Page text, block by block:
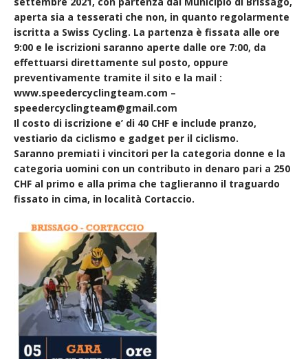
aperta sia a tesserati che non, in quanto regolarmente
iscritta a Swiss Cycling. La partenza è fissata alle ore
9:00 e le iscrizioni saranno aperte dalle ore 7:00, da
effettuarsi direttamente sul posto, oppure
preventivamente tramite il sito e la mail :
www.speedercyclingteam.com –
speedercyclingteam@gmail.com
Il costo di iscrizione e’ di 40 CHF e include pranzo,
vestiario da ciclismo e gadget per il ciclismo.
Saranno premiati i vincitori per la categoria donne e la
categoria uomini con un contributo in denaro pari a 250
CHF al primo e alla prima che taglieranno il traguardo
fissato in cima, in località Cortaccio.